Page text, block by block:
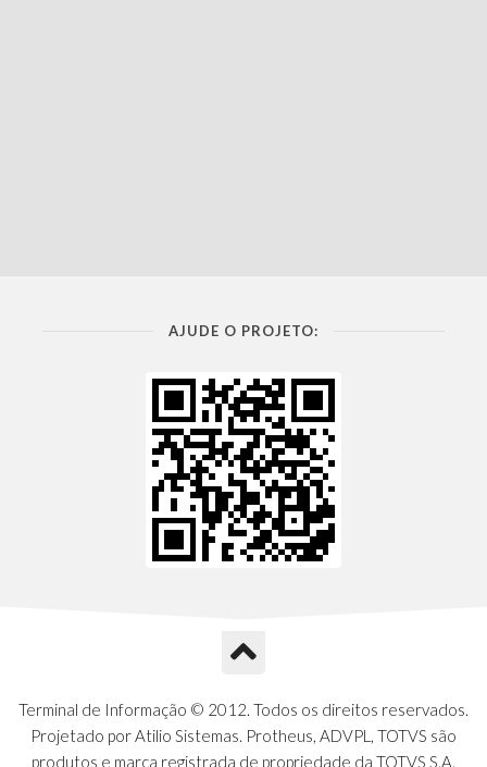
AJUDE O PROJETO:
Terminal de Informação © 2012. Todos os direitos reservados.
Projetado por Atilio Sistemas. Protheus, ADVPL, TOTVS são
produtos e marca registrada de propriedade da TOTVS S.A.